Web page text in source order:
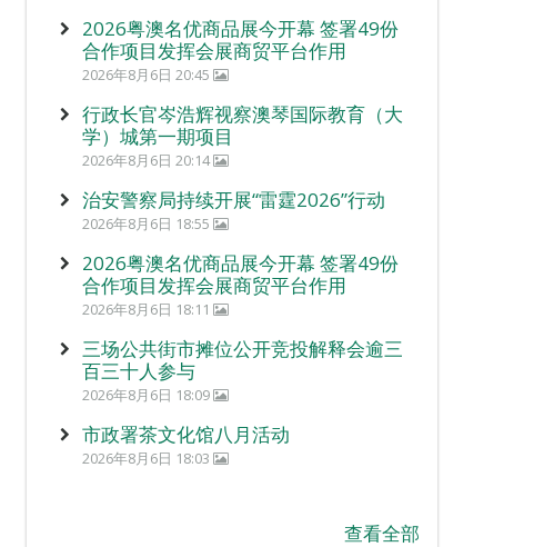
2026粤澳名优商品展今开幕 签署49份
合作项目发挥会展商贸平台作用
2026年8月6日 20:45
行政长官岑浩辉视察澳琴国际教育（大
学）城第一期项目
2026年8月6日 20:14
治安警察局持续开展“雷霆2026”行动
2026年8月6日 18:55
2026粤澳名优商品展今开幕 签署49份
合作项目发挥会展商贸平台作用
2026年8月6日 18:11
三场公共街市摊位公开竞投解释会逾三
百三十人参与
2026年8月6日 18:09
市政署茶文化馆八月活动
2026年8月6日 18:03
查看全部